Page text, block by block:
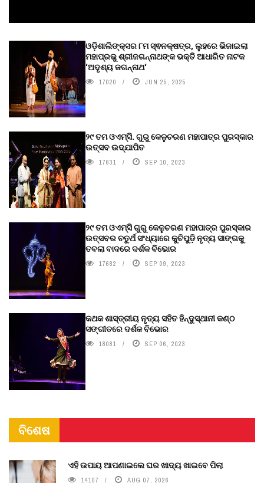
ଓଡ଼ିଶାଲିଙ୍କ୍ସର ୮ମ ସ୍ଵନକ୍ଷତ୍ର, ଲୁହରେ ଭିଜାଇଲା
ମହାପ୍ରଭୁ ଶ୍ରୀଜଗନ୍ନାଥଙ୍କ ଭକ୍ତି ଆଧାରିତ ନାଟକ
‘ଅଦୃଶ୍ୟ ଜଗନ୍ନାଥ‘
17020 JUN 25, 2025
୨୯ ତମ ଓଏମ୍‌ସି. ଗୁରୁ କେଳୁଚରଣ ମହାପାତ୍ର ପୁରସ୍କାର
ଉତ୍ସବ ଉଦ୍‍ଯାପିତ
17631 SEP 10, 2023
୨୯ ତମ ଓଏମ୍‌ସି ଗୁରୁ କେଳୁଚରଣ ମହାପାତ୍ର ପୁରସ୍କାର
ଉତ୍ସବର ଚତୁର୍ଥ ସଂଧ୍ୟାରେ କୁଚିପୁଡ଼ି ନୃତ୍ୟ ସାଙ୍ଗକୁ
ତବଲା ବାଦରେ ଦର୍ଶକ ବିଭୋର
17682 SEP 09, 2023
କଥକ ଶାସ୍ତ୍ରୀୟ ନୃତ୍ୟ ସହିତ ହିନ୍ଦୁସ୍ଥାନୀ କଣ୍ଠ
ସଙ୍ଗୀତରେ ଦର୍ଶକ ବିଭୋର
18081 SEP 06, 2023
ବିଶେଷ
ଏହି ଉପାୟ ଆପଣାଇଲେ ଘର ଖାଦ୍ୟ ଖାଇବେ ପିଲା
14107 AUG 07, 2026